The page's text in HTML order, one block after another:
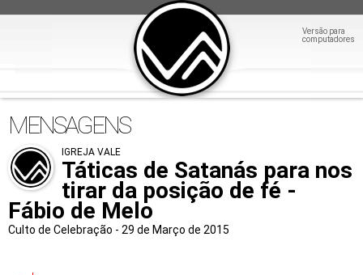
Versão para
computadores
MENSAGENS
IGREJA VALE
Táticas de Satanás para nos
tirar da posição de fé -
Fábio de Melo
Culto de Celebração - 29 de Março de 2015